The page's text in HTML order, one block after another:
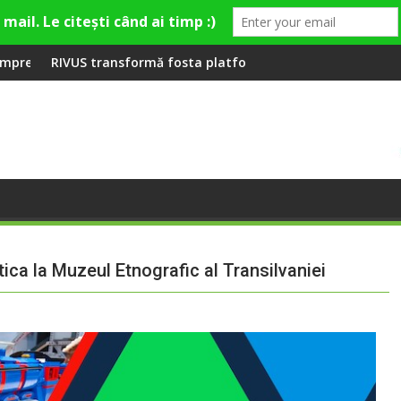
la Fashion Village
fosta platformă Carbochim într-un nou centru cultural și de
Când luna devine o
la Muzeul Etnografic al Transilvaniei